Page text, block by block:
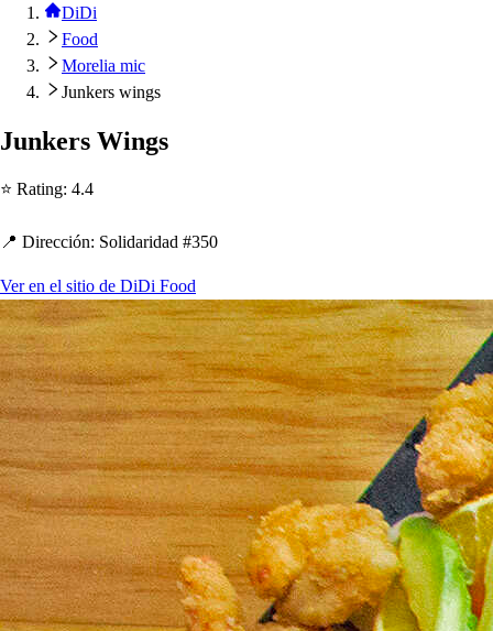
DiDi
Food
Morelia mic
Junkers wings
Junkers Wings
⭐ Rating: 4.4
📍 Dirección: Solidaridad #350
Ver en el sitio de DiDi Food